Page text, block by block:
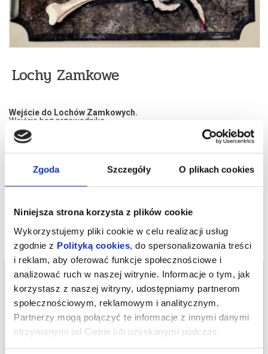
Zgoda Szczegóły O plikach cookies
Niniejsza strona korzysta z plików cookie
Wykorzystujemy pliki cookie w celu realizacji usług
zgodnie z Polityką cookies , do spersonalizowania treści
i reklam, aby oferować funkcje społecznościowe i
analizować ruch w naszej witrynie. Informacje o tym, jak
korzystasz z naszej witryny, udostępniamy partnerom
społecznościowym, reklamowym i analitycznym.
Partnerzy mogą połączyć te informacje z innymi danymi
otrzymanymi od Ciebie lub uzyskanymi podczas
Lochy Zamkowe
Wejście do Lochów Zamkowych.
Wejście bez przewodnika.
Sala tortur.
bilet - 6 zł
wydarzenia, gwarantujemy automatyczny zwrot środków
Bilety na termin:
20.05.2026 , g. 07:00 (środa)
20.05.2026 , g. 07:00
Krasiczyn